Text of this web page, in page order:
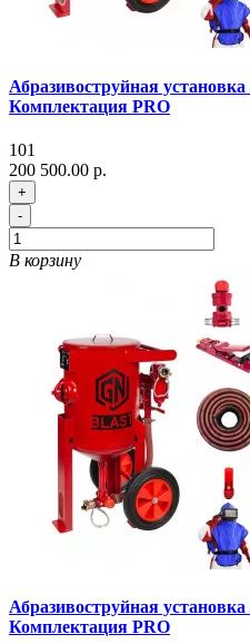
Абразивоструйная
Комплектация PRO
101
200 500.00 р.
+
-
В корзину
Абразивоструйная
Комплектация PRO